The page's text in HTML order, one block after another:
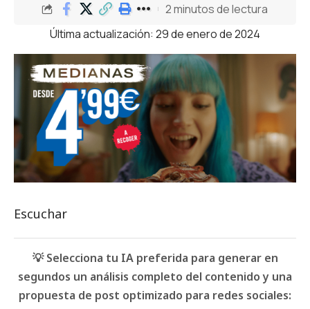
Última actualización: 29 de enero de 2024
2 minutos de lectura
Escuchar
💡 Selecciona tu IA preferida para generar en
segundos un análisis completo del contenido y una
propuesta de post optimizado para redes sociales: